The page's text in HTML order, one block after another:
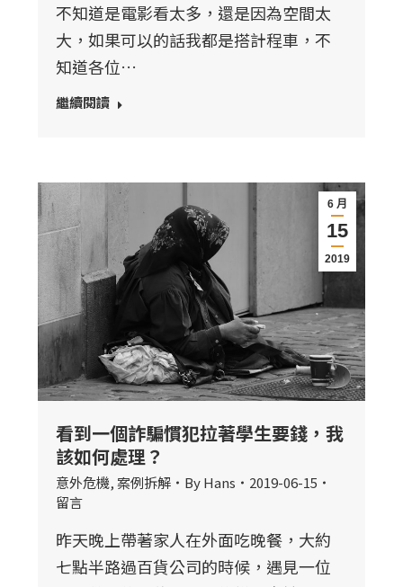
不知道是電影看太多，還是因為空間太
大，如果可以的話我都是搭計程車，不
知道各位…
繼續閱讀
6 月
15
2019
看到一個詐騙慣犯拉著學生要錢，我
該如何處理？
意外危機,案例拆解 ByHans
2019-06-15
留言
昨天晚上帶著家人在外面吃晚餐，大約
七點半路過百貨公司的時候，遇見一位